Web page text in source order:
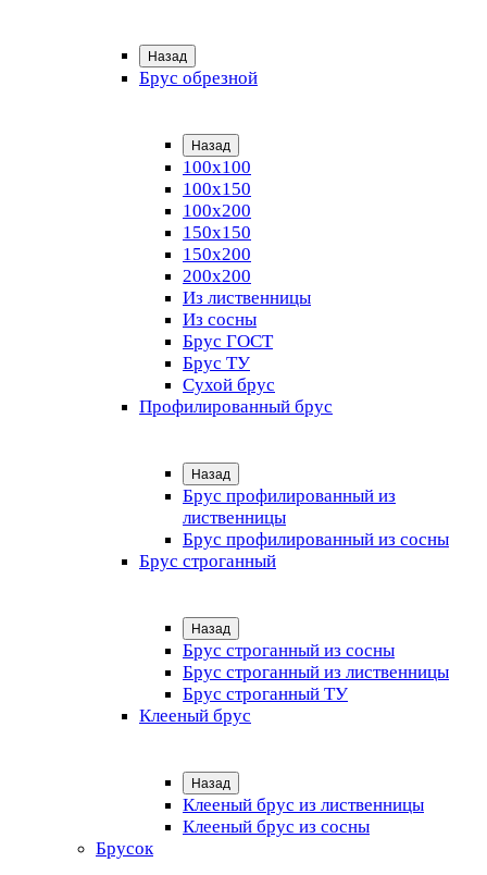
Назад
Брус обрезной
Назад
100х100
100х150
100х200
150х150
150х200
200х200
Из лиственницы
Из сосны
Брус ГОСТ
Брус ТУ
Сухой брус
Профилированный брус
Назад
Брус профилированный из
лиственницы
Брус профилированный из сосны
Брус строганный
Назад
Брус строганный из сосны
Брус строганный из лиственницы
Брус строганный ТУ
Клееный брус
Назад
Клееный брус из лиственницы
Клееный брус из сосны
Брусок